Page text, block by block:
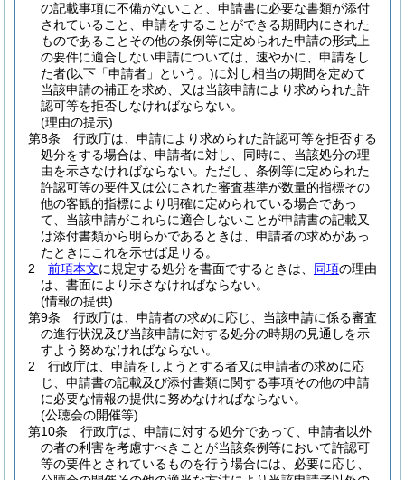
の記載事項に不備がないこと、申請書に必要な書類が添付
されていること、申請をすることができる期間内にされた
ものであることその他の条例等に定められた申請の形式上
の要件に適合しない申請については、速やかに、申請をし
た者(以下「申請者」という。)に対し相当の期間を定めて
当該申請の補正を求め、又は当該申請により求められた許
認可等を拒否しなければならない。
(理由の提示)
第8条
行政庁は、申請により求められた許認可等を拒否する
処分をする場合は、申請者に対し、同時に、当該処分の理
由を示さなければならない。 ただし、条例等に定められた
許認可等の要件又は公にされた審査基準が数量的指標その
他の客観的指標により明確に定められている場合であっ
て、当該申請がこれらに適合しないことが申請書の記載又
は添付書類から明らかであるときは、申請者の求めがあっ
たときにこれを示せば足りる。
2
前項本文に規定する処分を書面でするときは、 同項の理由
は、書面により示さなければならない。
(情報の提供)
第9条
行政庁は、申請者の求めに応じ、当該申請に係る審査
の進行状況及び当該申請に対する処分の時期の見通しを示
すよう努めなければならない。
2
行政庁は、申請をしようとする者又は申請者の求めに応
じ、申請書の記載及び添付書類に関する事項その他の申請
に必要な情報の提供に努めなければならない。
(公聴会の開催等)
第10条
行政庁は、申請に対する処分であって、申請者以外
の者の利害を考慮すべきことが当該条例等において許認可
等の要件とされているものを行う場合には、必要に応じ、